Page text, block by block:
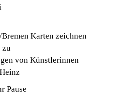
Karten zeichnen
zu
von Künstlerinnen
Pause